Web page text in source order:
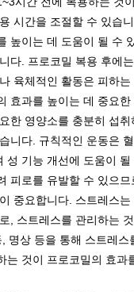
시간을 조절할 수 있습
높이는 데 도움이 될 수
다. 프로코밀 복용 후에
육체적인 활동은 피하
효과를 높이는 데 중요
한 영양소를 충분히 섭
니다. 규칙적인 운동은
성 기능 개선에 도움이
피로를 유발할 수 있으
중요합니다. 스트레스
, 스트레스를 관리하는
명상 등을 통해 스트레스
는 것이 프로코밀의 효과